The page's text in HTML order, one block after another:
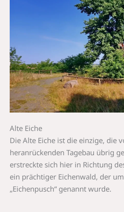
Alte Eiche
Die Alte Eiche ist die einzige, die
heranrückenden Tagebau übrig
erstreckte sich hier in Richtung
ein prächtiger Eichenwald, der
„Eichenpusch“ genannt wurde.